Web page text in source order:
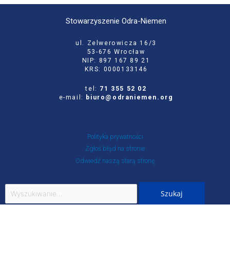
Stowarzyszenie Odra-Niemen
ul. Zelwerowicza 16/3
53-676 Wrocław
NIP: 897 167 89 21
KRS: 0000133146
tel: 71 355 52 02
e-mail:
biuro@odraniemen.org
Polityka prywatności
Zgłoś błąd na stronie
Odwiedź naszą starą stronę
Szukaj
dla: